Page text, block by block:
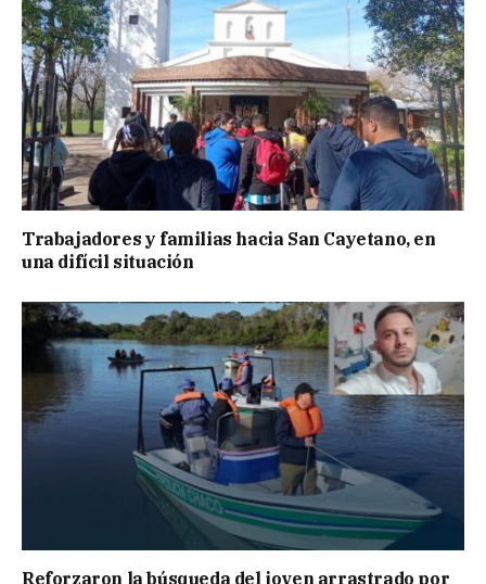
Trabajadores y familias hacia San Cayetano, en
una difícil situación
Reforzaron la búsqueda del joven arrastrado por